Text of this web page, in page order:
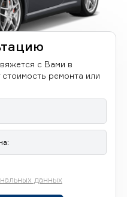
с Вами в
стоимость ремонта или
данных